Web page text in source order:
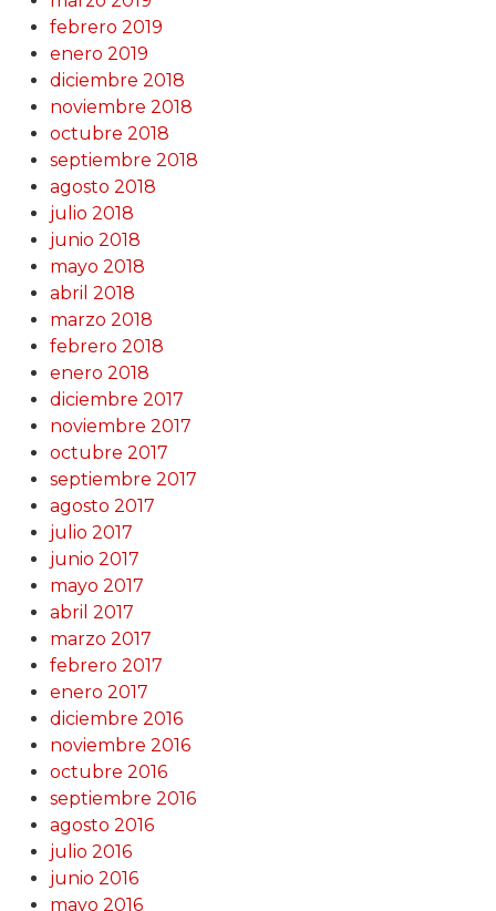
febrero 2019
enero 2019
diciembre 2018
noviembre 2018
octubre 2018
septiembre 2018
agosto 2018
julio 2018
junio 2018
mayo 2018
abril 2018
marzo 2018
febrero 2018
enero 2018
diciembre 2017
noviembre 2017
octubre 2017
septiembre 2017
agosto 2017
julio 2017
junio 2017
mayo 2017
abril 2017
marzo 2017
febrero 2017
enero 2017
diciembre 2016
noviembre 2016
octubre 2016
septiembre 2016
agosto 2016
julio 2016
junio 2016
mayo 2016